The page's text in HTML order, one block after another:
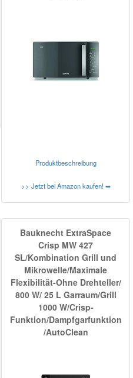
Produktbeschreibung
>> Jetzt bei Amazon kaufen! ➥
Bauknecht ExtraSpace
Crisp MW 427
SL/Kombination Grill und
Mikrowelle/Maximale
Flexibilität-Ohne Drehteller/
800 W/ 25 L Garraum/Grill
1000 W/Crisp-
Funktion/Dampfgarfunktion
/AutoClean